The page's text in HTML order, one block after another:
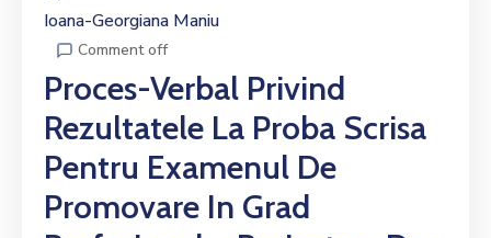
Ioana-Georgiana Maniu
Comment off
Proces-Verbal Privind
Rezultatele La Proba Scrisa
Pentru Examenul De
Promovare In Grad